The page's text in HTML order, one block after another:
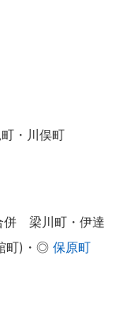
町・川俣町
併 梁川町・伊達
町)・◎ 保原町